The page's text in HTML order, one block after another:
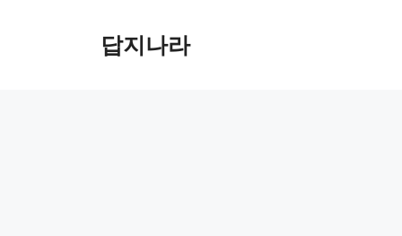
답지나라